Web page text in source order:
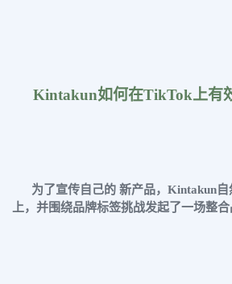
Kintakun如何在TikTok上有
为了宣传自己的 新产品，Kintakun自
上，并围绕品牌标签挑战发起了一场整合